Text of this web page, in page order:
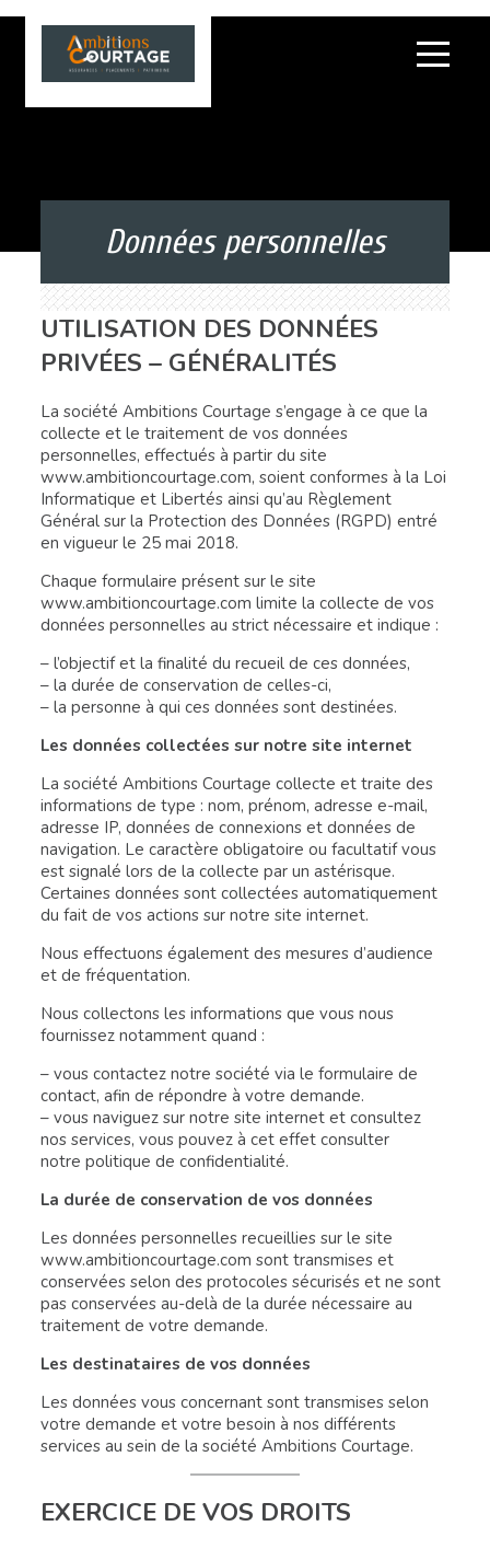
Données personnelles
UTILISATION DES DONNÉES
PRIVÉES – GÉNÉRALITÉS
La société Ambitions Courtage s’engage à ce que la
collecte et le traitement de vos données
personnelles, effectués à partir du site
www.ambitioncourtage.com, soient conformes à la Loi
Informatique et Libertés ainsi qu’au Règlement
Général sur la Protection des Données (RGPD) entré
en vigueur le 25 mai 2018.
Chaque formulaire présent sur le site
www.ambitioncourtage.com limite la collecte de vos
données personnelles au strict nécessaire et indique :
– l’objectif et la finalité du recueil de ces données,
– la durée de conservation de celles-ci,
– la personne à qui ces données sont destinées.
Les données collectées sur notre site internet
La société Ambitions Courtage collecte et traite des
informations de type : nom, prénom, adresse e-mail,
adresse IP, données de connexions et données de
navigation. Le caractère obligatoire ou facultatif vous
est signalé lors de la collecte par un astérisque.
Certaines données sont collectées automatiquement
du fait de vos actions sur notre site internet.
Nous effectuons également des mesures d’audience
et de fréquentation.
Nous collectons les informations que vous nous
fournissez notamment quand :
– vous contactez notre société via le formulaire de
contact, afin de répondre à votre demande.
– vous naviguez sur notre site internet et consultez
nos services, vous pouvez à cet effet consulter
notre politique de confidentialité.
La durée de conservation de vos données
Les données personnelles recueillies sur le site
www.ambitioncourtage.com sont transmises et
conservées selon des protocoles sécurisés et ne sont
pas conservées au-delà de la durée nécessaire au
traitement de votre demande.
Les destinataires de vos données
Les données vous concernant sont transmises selon
votre demande et votre besoin à nos différents
services au sein de la société Ambitions Courtage.
EXERCICE DE VOS DROITS